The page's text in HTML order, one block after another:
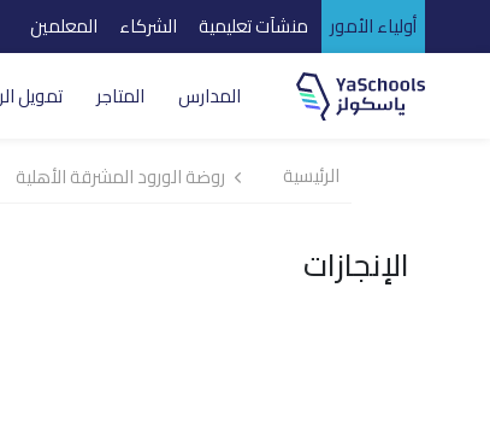
أولياء الأمور منشآت تعليمية الشركاء المعلمين
المدارس المتاجر تمويل
الرئيسية روضة الورود المشرقة الأهلية
الإنجازات